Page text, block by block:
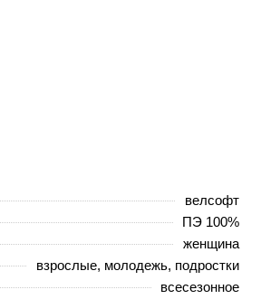
велсофт
ПЭ 100%
женщина
взрослые, молодежь, подростки
всесезонное